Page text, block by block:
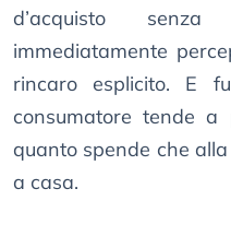
d’acquisto
immediatamente
rincaro esplicito. E
consumatore tende
quanto spende che
a casa.